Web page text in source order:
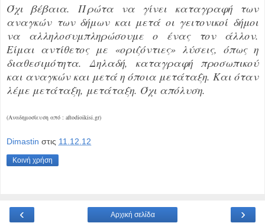
Όχι βέβαια. Πρώτα να γίνει καταγραφή των
αναγκών των δήμων και μετά οι γειτονικοί δήμοι
να αλληλοσυμπληρώσουμε ο ένας τον άλλον.
Είμαι αντίθετος με «οριζόντιες» λύσεις, όπως η
διαθεσιμότητα. Δηλαδή, καταγραφή προσωπικού
και αναγκών και μετά η όποια μετάταξη. Και όταν
λέμε μετάταξη, μετάταξη. Όχι απόλυση.
(Αναδημοσίευση από : aftodioikisi.gr)
Dimastin στις 11.12.12
Κοινή χρήση
‹ ›
Αρχική σελίδα